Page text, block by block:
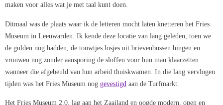
maken voor alles wat je met taal kunt doen.
Ditmaal was de plaats waar ik de letteren mocht laten knetteren het Fries
Museum in Leeuwarden. Ik kende deze locatie van lang geleden, toen we
de gulden nog hadden, de touwtjes losjes uit brievenbussen hingen en
vrouwen nog zonder aansporing de sloffen voor hun man klaarzetten
wanneer die afgebeuld van hun arbeid thuiskwamen. In die lang vervlogen
tijden was het Fries Museum nog gevestigd aan de Turfmarkt.
Het Fries Museum 2.0. lag aan het Zaailand en oogde modern, open en